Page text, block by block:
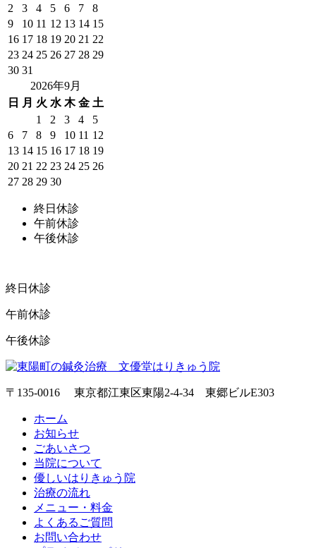
2
3 4 5 6 7
8
9
10 11 12 13 14 15
16 17 18 19 20 21 22
23 24 25 26 27 28 29
30 31
2026年9月
日
月 火 水 木 金 土
1
2 3 4
5
6
7 8 9 10 11 12
13 14 15 16 17 18 19
20 21 22 23 24 25 26
27 28 29 30
終日休診
午前休診
午後休診
終日休診
午前休診
午後休診
〒135-0016 東京都江東区東陽2-4-34 東郷ビルE303
ホーム
お知らせ
ごあいさつ
当院について
優しいはりきゅう院
治療の流れ
メニュー・料金
よくあるご質問
お問い合わせ